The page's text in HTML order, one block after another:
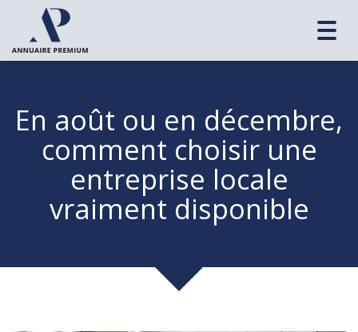
En août ou en décembre,
comment choisir une
entreprise locale
vraiment disponible